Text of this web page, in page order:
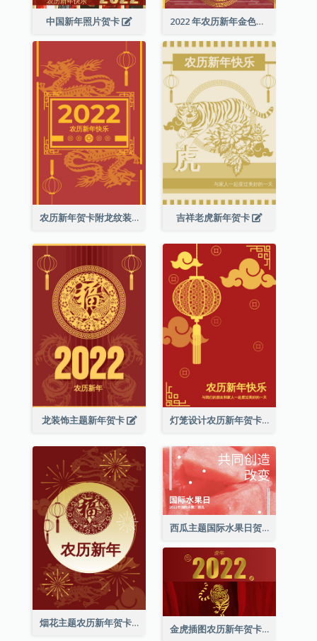
中国新年照片贺卡 2022 年农历新年金色贺卡
农历新年贺卡附龙纹装饰 吉祥老虎新年贺卡
龙装饰主题新年贺卡 灯笼设计农历新年贺卡
烟花主题农历新年贺卡
西瓜主题国际水果日贺卡
金虎插图农历新年贺卡